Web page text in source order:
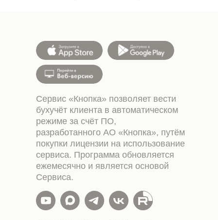
Сервис «Кнопка» позволяет вести
бухучёт клиента в автоматическом
режиме за счёт ПО,
разработанного АО «Кнопка», путём
покупки лицензии на использование
сервиса. Программа обновляется
ежемесячно и является основой
Сервиса.